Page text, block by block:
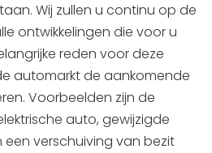
Wij zullen u continu op de
ontwikkelingen die voor u
reden voor deze
automarkt de aankomende
Voorbeelden zijn de
auto, gewijzigde
verschuiving van bezit